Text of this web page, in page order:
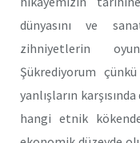
dünyasını ve
zihniyetlerin
Şükrediyorum
yanlışların
hangi etnik